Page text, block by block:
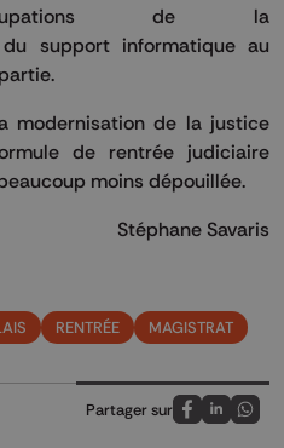
de la
du support informatique au
modernisation de la justice
de rentrée judiciaire
moins dépouillée.
Stéphane Savaris
RENTRÉE MAGISTRAT
Partager sur
Partagez sur
Partagez